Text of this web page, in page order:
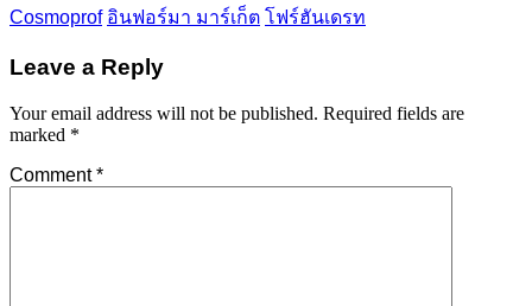
Cosmoprof อินฟอร์มา มาร์เก็ต โฟร์ฮันเดรท
Leave a Reply
Your email address will not be published. Required fields are
marked *
Comment*